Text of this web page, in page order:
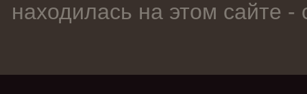
находилась на этом сайте